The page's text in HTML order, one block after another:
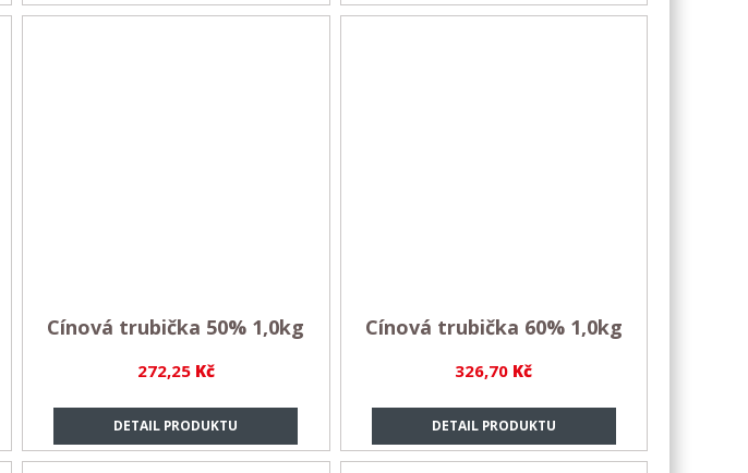
272,25 Kč
DETAIL PRODUKTU
Cínová trubička 50% 1,0kg
326,70 Kč
DETAIL PRODUKTU
Cínová trubička 60% 1,0kg